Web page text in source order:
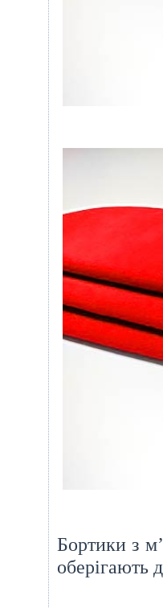
Бортики з
оберігають